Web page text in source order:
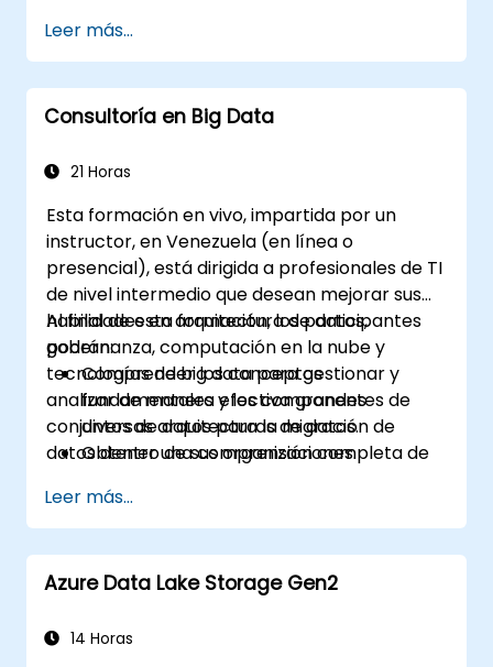
capacidades de viaje en el tiempo.
Instalar y configurar Apache Iceberg en
distintos entornos.
Crear, gestionar y manipular tablas de
Comprender el proceso de migración de
hacia Iceberg.
Leer más...
Consultoría en Big Data
21 Horas
Esta formación en vivo, impartida por un
instructor, en Venezuela (en línea o
presencial), está dirigida a profesionales de TI
de nivel intermedio que desean mejorar sus
habilidades en arquitectura de datos,
gobernanza, computación en la nube y
tecnologías de big data para gestionar y
analizar de manera efectiva grandes
conjuntos de datos para la migración de
datos dentro de sus organizaciones.
Al final de esta formación, los participantes
podrán:
Comprender los conceptos
fundamentales y los componentes de
diversas arquitecturas de datos.
Obtener una comprensión completa de
su importancia en entornos regulatorios.
Implementar y gestionar marcos de
gobernanza de datos como Dama y
Togaf.
para el almacenamiento, procesamiento
Leer más...
Azure Data Lake Storage Gen2
14 Horas